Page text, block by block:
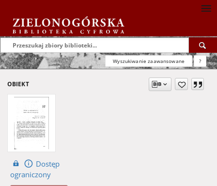
Wyszukiwanie zaawansowane ?
OBIEKT
Dostęp
ograniczony